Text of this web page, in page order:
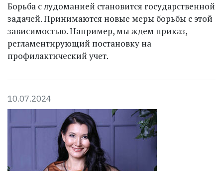
Борьба с лудоманией становится государственной
задачей. Принимаются новые меры борьбы с этой
зависимостью. Например, мы ждем приказ,
регламентирующий постановку на
профилактический учет.
10.07.2024